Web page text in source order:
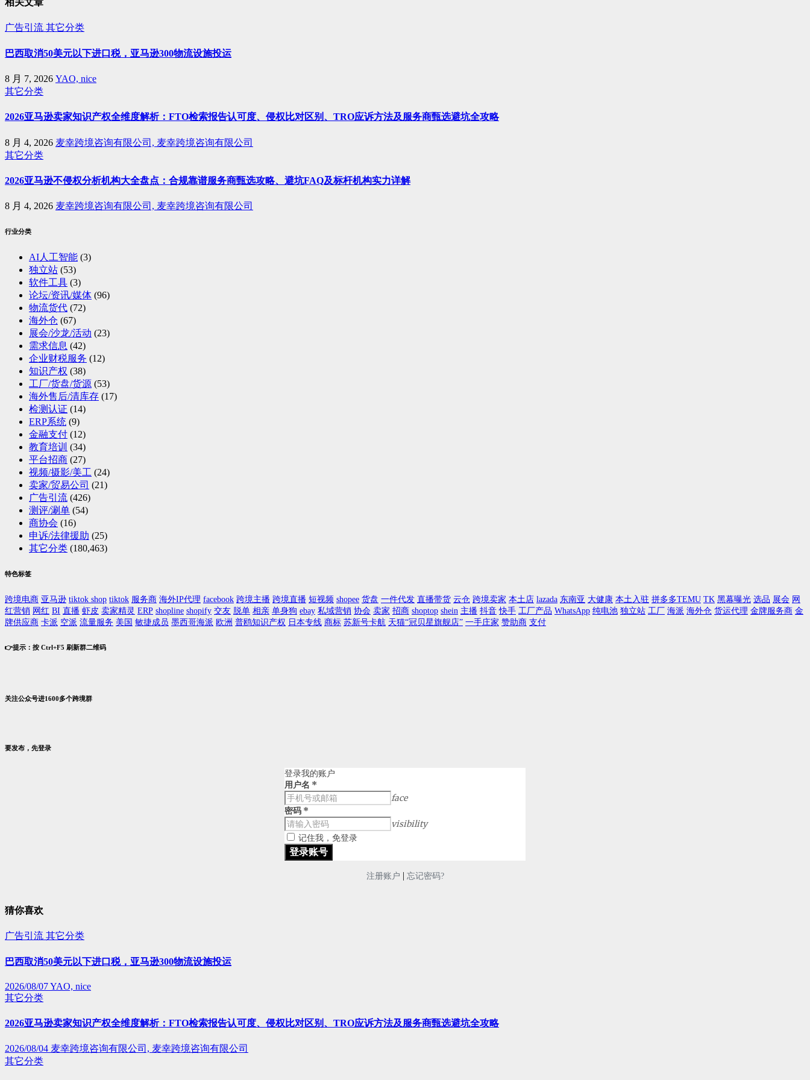
相关文章
广告引流 其它分类
巴西取消50美元以下进口税，亚马逊300物流设施投运
8 月 7, 2026 YAO, nice
其它分类
2026亚马逊卖家知识产权全维度解析：FTO检索报告认可度、侵权比对区别、TRO应诉方法及服务商甄选避坑全攻略
8 月 4, 2026 麦幸跨境咨询有限公司, 麦幸跨境咨询有限公司
其它分类
2026亚马逊不侵权分析机构大全盘点：合规靠谱服务商甄选攻略、避坑FAQ及标杆机构实力详解
8 月 4, 2026 麦幸跨境咨询有限公司, 麦幸跨境咨询有限公司
行业分类
AI人工智能 (3)
独立站 (53)
软件工具 (3)
论坛/资讯/媒体 (96)
物流货代 (72)
海外仓 (67)
展会/沙龙/活动 (23)
需求信息 (42)
企业财税服务 (12)
知识产权 (38)
工厂/货盘/货源 (53)
海外售后/清库存 (17)
检测认证 (14)
ERP系统 (9)
金融支付 (12)
教育培训 (34)
平台招商 (27)
视频/摄影/美工 (24)
卖家/贸易公司 (21)
广告引流 (426)
测评/涮单 (54)
商协会 (16)
申诉/法律援助 (25)
其它分类 (180,463)
特色标签
跨境电商 亚马逊 tiktok shop tiktok 服务商 海外IP代理 facebook 跨境主播 跨境直播 短视频 shopee 货盘 一件代发 直播带货 云仓 跨境卖家 本土店 lazada 东南亚 大健康 本土入驻 拼多多TEMU TK 黑幕曝光 选品 展会 网
红营销 网红 BI 直播 虾皮 卖家精灵 ERP shopline shopify 交友 脱单 相亲 单身狗 ebay 私域营销 协会 卖家 招商 shoptop shein 主播 抖音 快手 工厂产品 WhatsApp 纯电池 独立站 工厂 海派 海外仓 货运代理 金牌服务商 金
牌供应商 卡派 空派 流量服务 美国 敏捷成员 墨西哥海派 欧洲 普鸥知识产权 日本专线 商标 苏新号卡航 天猫“冠贝星旗舰店” 一手庄家 赞助商 支付
👉提示：按 Ctrl+F5 刷新群二维码
关注公众号进1600多个跨境群
要发布，先登录
登录我的账户
用户名 *
face
密码 *
visibility
记住我，免登录
注册账户 | 忘记密码?
猜你喜欢
广告引流 其它分类
巴西取消50美元以下进口税，亚马逊300物流设施投运
2026/08/07YAO, nice
其它分类
2026亚马逊卖家知识产权全维度解析：FTO检索报告认可度、侵权比对区别、TRO应诉方法及服务商甄选避坑全攻略
2026/08/04 麦幸跨境咨询有限公司, 麦幸跨境咨询有限公司
其它分类